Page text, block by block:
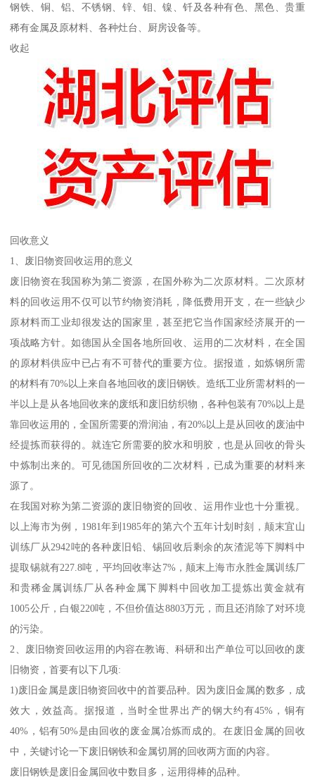
钢铁、铜、铝、不锈钢、锌、钼、镍、钎及各种有色、黑色、贵重
稀有金属及原材料、各种灶台、厨房设备等。
收起
回收意义
1、废旧物资回收运用的意义
废旧物资在我国称为第二资源，在国外称为二次原材料。二次原材
料的回收运用不仅可以节约物资消耗，降低费用开支，在一些缺少
原材料而工业却很发达的国家里，甚至把它当作国家经济展开的一
项战略方针。如德国从全国各地所回收、运用的二次材料，在全国
的原材料供应中已占有不可替代的重要方位。据报道，如炼钢所需
的材料有70%以上来自各地回收的废旧钢铁。造纸工业所需材料的一
半以上是从各地回收来的废纸和废旧纺织物，各种包装有70%以上是
靠回收运用的，全国所需要的滑润油，有20%以上是从回收的废油中
经提拣而获得的。就连它所需要的胶水和明胶，也是从回收的骨头
中炼制出来的。可见德国所回收的二次材料，已成为重要的材料来
源了。
在我国对称为第二资源的废旧物资的回收、运用作业也十分重视。
以上海市为例，1981年到1985年的第六个五年计划时刻，颠末宜山
训练厂从2942吨的各种废旧铅、锡回收后剩余的灰渣泥等下脚料中
提取锡就有227.8吨，平均回收率达7%，颠末上海市永胜金属训练厂
和贵稀金属训练厂从各种金属下脚料中回收加工提炼出黄金就有
1005公斤，白银220吨，不但价值达8803万元，而且还消除了对环境
的污染。
2、废旧物资回收运用的内容在教诲、科研和出产单位可以回收的废
旧物资，首要有以下几项:
1)废旧金属是废旧物资回收中的首要品种。因为废旧金属的数多，成
效大，效益高。据报道，当时全世界出产的钢大约有45%，铜有
40%，铝有50%是由回收的废金属冶炼而成的。在废旧金属的回收
中，关键讨论一下废旧钢铁和金属切屑的回收两方面的内容。
废旧钢铁是废旧金属回收中数目多，运用得棒的品种。